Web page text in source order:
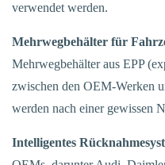
verwendet werden.
Mehrwegbehälter für
Mehrwegbehälter aus EPP
zwischen den OEM-Werken
werden nach einer gewissen
Intelligentes